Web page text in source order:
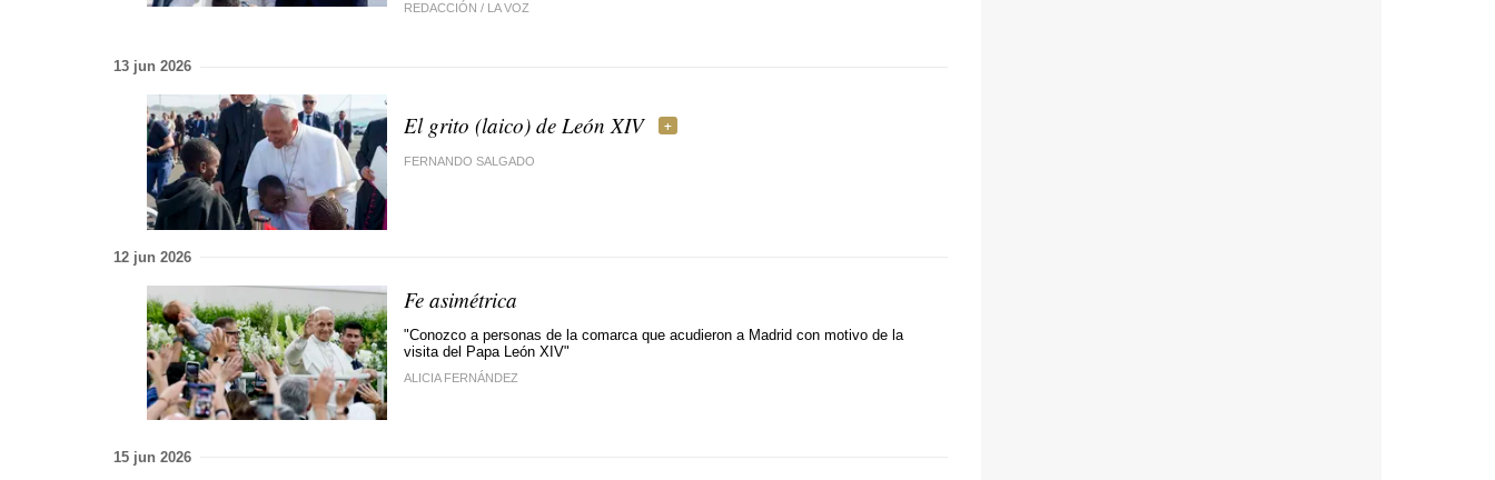
REDACCIÓN / LA VOZ
13 jun 2026
El grito (laico) de León XIV
FERNANDO SALGADO
12 jun 2026
Fe asimétrica
"Conozco a personas de la comarca que acudieron a Madrid con motivo de la
visita del Papa León XIV"
ALICIA FERNÁNDEZ
15 jun 2026